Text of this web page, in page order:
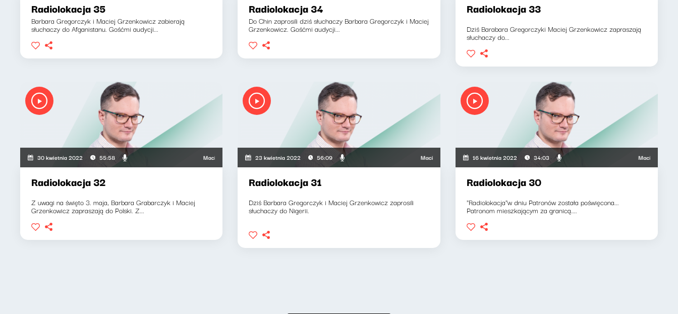
Radiolokacja 35
Barbara Gregorczyk i Maciej Grzenkowicz zabierają
słuchaczy do Afganistanu. Gośćmi audycji...
Radiolokacja 34
Do Chin zaprosili dziś słuchaczy Barbara Gregorczyk i Maciej
Grzenkowicz. Gośćmi audycji...
Radiolokacja 33
Dziś Barabara Gregorczyki Maciej Grzenkowicz zapraszają
słuchaczy do...
30 kwietnia 2022 55:58 Maciej Grzenkowicz, Barbara Gregorczyk
Radiolokacja 32
Z uwagi na święto 3. maja, Barbara Grabarczyk i Maciej
Grzenkowicz zapraszają do Polski. Z...
23 kwietnia 2022 56:09 Maciej Grzenkowicz, Barbara Gregorczyk
Radiolokacja 31
Dziś Barbara Gregorczyk i Maciej Grzenkowicz zaprosili
słuchaczy do Nigerii.
16 kwietnia 2022 34:03 Maciej
Radiolokacja 30
"Radiolokacja"w dniu Patronów została poświęcona...
Patronom mieszkającym za granicą....